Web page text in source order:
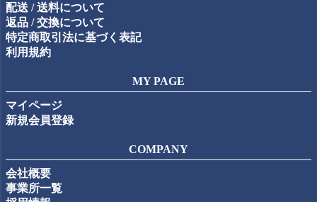
配送 / 送料について
返品 / 交換について
特定商取引法に基づく表記
利用規約
MY PAGE
マイページ
新規会員登録
COMPANY
会社概要
事業所一覧